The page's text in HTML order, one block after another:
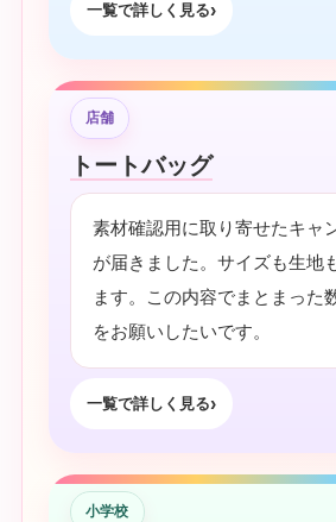
一覧で詳しく見る
店舗
トートバッグ
素材確認用に取り寄せたキャ
が届きました。サイズも生地
ます。この内容でまとまった
をお願いしたいです。
一覧で詳しく見る
小学校